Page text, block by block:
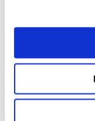
MODULAR
MONTAJE
NORMATIVA
OFERTA RETAIL